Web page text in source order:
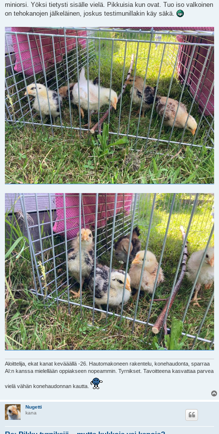
miniorsi. Yöksi tietysti sisälle vielä. Pikkuisia kun ovat. Tuo iso valkoinen
on tehokanojen jälkeläinen, joskus testimunillakin käy säkä.
Aloittelija, ekat kanat kevääällä -26. Hautomakoneen rakentelu, konehaudonta, sparraa
AI:n kanssa mielellään oppiakseen nopeammin. Tyrnikset. Tavoitteena kasvattaa parvea
vielä vähän konehaudonnan kautta.
Nugetti
kana